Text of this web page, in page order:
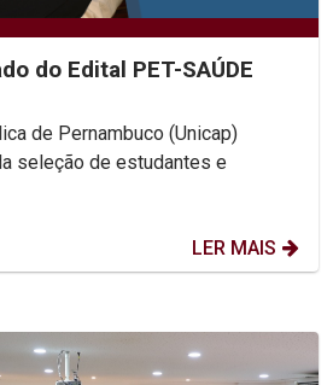
do Edital PET-SAÚDE
de Pernambuco (Unicap)
seleção de estudantes e
LER MAIS